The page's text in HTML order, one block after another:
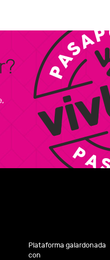
Plataforma galardonada
con